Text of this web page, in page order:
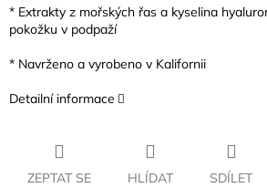
* Extrakty z mořských řas a kyselina
pokožku v podpaží
* Navrženo a vyrobeno v Kalifornii
Detailní informace
ZEPTAT SE HLÍDAT SDÍLET